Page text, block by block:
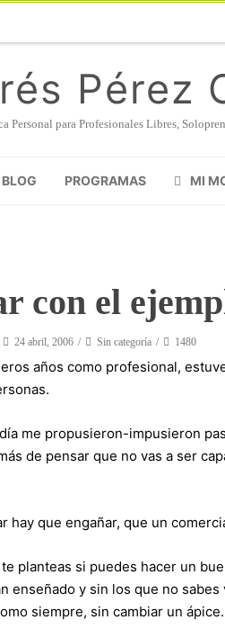
Pérez
Personal para Profesionales Libres,
BLOG PROGRAMAS MI
con el
24 abril, 2006 Sin categoría 1480
años como profesional,
me propusieron-impusieron
de pensar que no vas a ser
hay que engañar, que un
planteas si puedes hacer un
enseñado y sin los que no
siempre, sin cambiar un ápice.